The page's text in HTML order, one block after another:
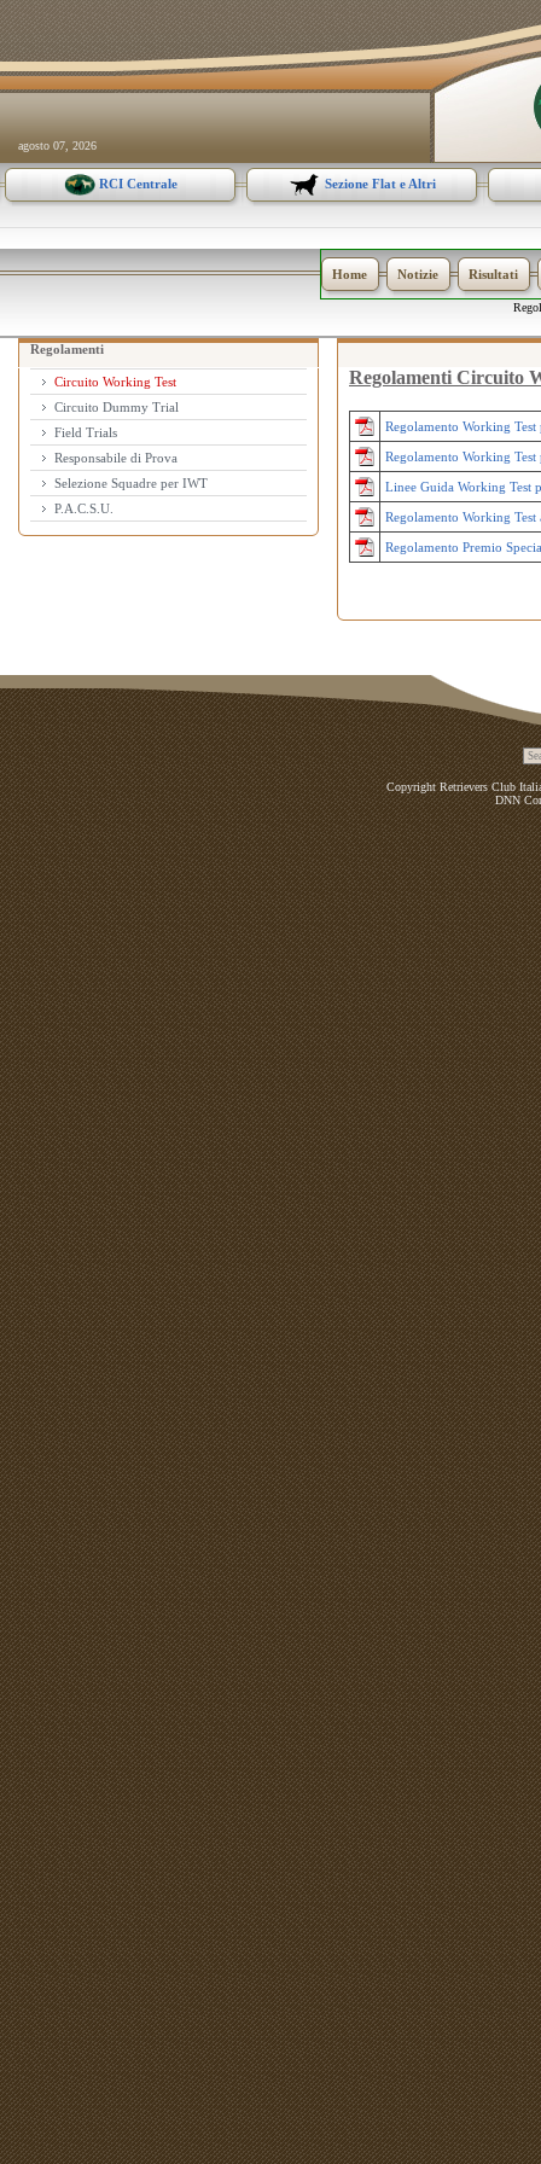
agosto 07, 2026
RCI Centrale Sezione Flat e Altri
Home Notizie Risultati
Regolamenti
Circuito Working Test
Circuito Dummy Trial
Field Trials
Responsabile di Prova
Selezione Squadre per IWT
P.A.C.S.U.
Regolamenti Circuito
Regolamento Working
Regolamento Working
Linee Guida Working Test
Regolamento Working Test
Regolamento Premio
Copyright Retrievers Club
DNN